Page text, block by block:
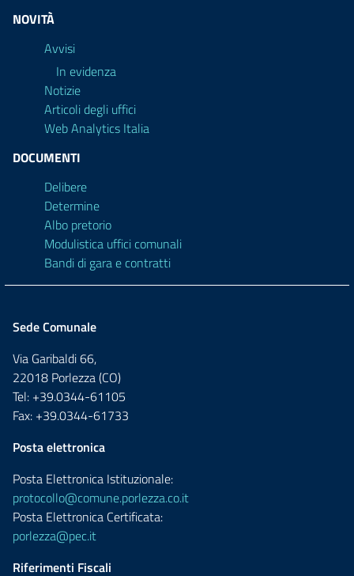
NOVITÀ
Avvisi
In evidenza
Notizie
Articoli degli uffici
Web Analytics Italia
DOCUMENTI
Delibere
Determine
Albo pretorio
Modulistica uffici comunali
Bandi di gara e contratti
Sede Comunale
Via Garibaldi 66,
22018 Porlezza (CO)
Tel: +39.0344-61105
Fax: +39.0344-61733
Posta elettronica
Posta Elettronica Istituzionale:
protocollo@comune.porlezza.co.it
Posta Elettronica Certificata:
porlezza@pec.it
Riferimenti Fiscali